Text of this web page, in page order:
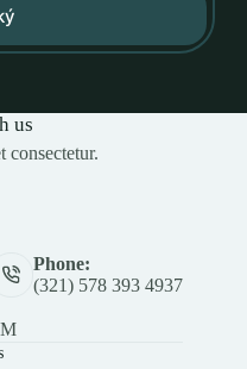
us
consectetur.
Phone:
(321) 578 393 4937